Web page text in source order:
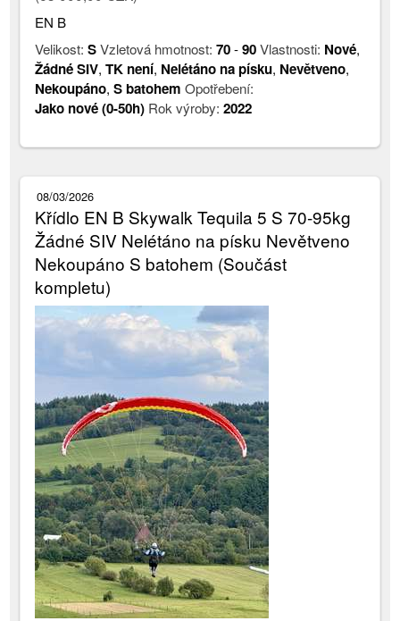
EN B
Velikost:SVzletová hmotnost:70-90Vlastnosti: Nové,
Žádné SIV,TK není, Nelétáno na písku, Nevětveno,
Nekoupáno,S batohem Opotřebení:
Jako nové (0-50h) Rok výroby:2022
08/03/2026
Křídlo EN B Skywalk Tequila 5 S 70-95kg
Žádné SIV Nelétáno na písku Nevětveno
Nekoupáno S batohem (Součást
kompletu)